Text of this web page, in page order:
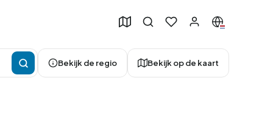
Bekijk de regio Bekijk op de kaart